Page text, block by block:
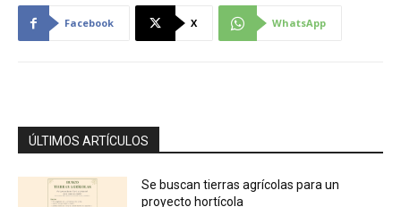
Facebook X WhatsApp
ÚLTIMOS ARTÍCULOS
Se buscan tierras agrícolas para un
proyecto hortícola